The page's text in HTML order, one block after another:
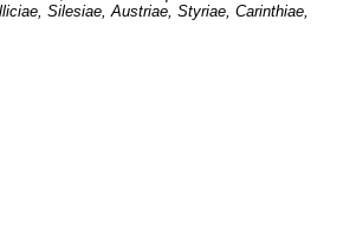
Silesiae, Austriae, Styriae, Carinthiae,